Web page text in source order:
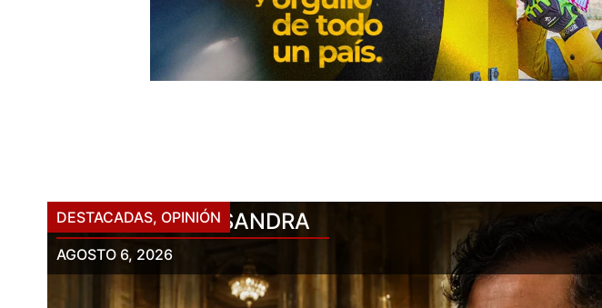
DESTACADAS, OPINIÓN
PETRO Y SU CASANDRA
AGOSTO 6, 2026